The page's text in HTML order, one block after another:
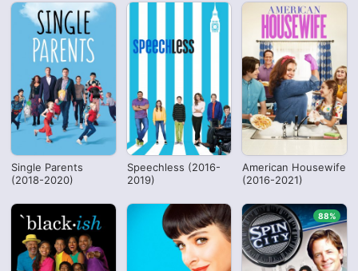
Single Parents
(2018-2020)
Speechless (2016-
2019)
American Housewife
(2016-2021)
88%